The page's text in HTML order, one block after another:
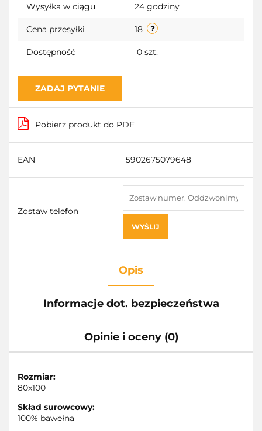
Wysyłka w ciągu 24 godziny
Cena przesyłki 18
Dostępność 0 szt.
ZADAJ PYTANIE
Pobierz produkt do PDF
EAN 5902675079648
Zostaw telefon
WYŚLIJ
Opis
Informacje dot. bezpieczeństwa
Opinie i oceny (0)
Rozmiar:
80x100
Skład surowcowy:
100% bawełna